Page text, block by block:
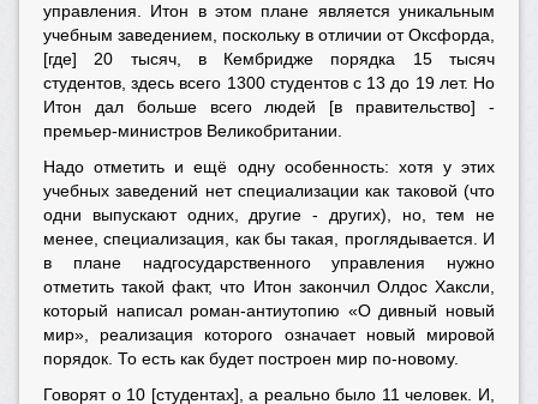
управления. Итон в этом плане является уникальным
учебным заведением, поскольку в отличии от Оксфорда,
[где] 20 тысяч, в Кембридже порядка 15 тысяч
студентов, здесь всего 1300 студентов с 13 до 19 лет. Но
Итон дал больше всего людей [в правительство] -
премьер-министров Великобритании.
Надо отметить и ещё одну особенность: хотя у этих
учебных заведений нет специализации как таковой (что
одни выпускают одних, другие - других), но, тем не
менее, специализация, как бы такая, проглядывается. И
в плане надгосударственного управления нужно
отметить такой факт, что Итон закончил Олдос Хаксли,
который написал роман-антиутопию «О дивный новый
мир», реализация которого означает новый мировой
порядок. То есть как будет построен мир по-новому.
Говорят о 10 [студентах], а реально было 11 человек. И,